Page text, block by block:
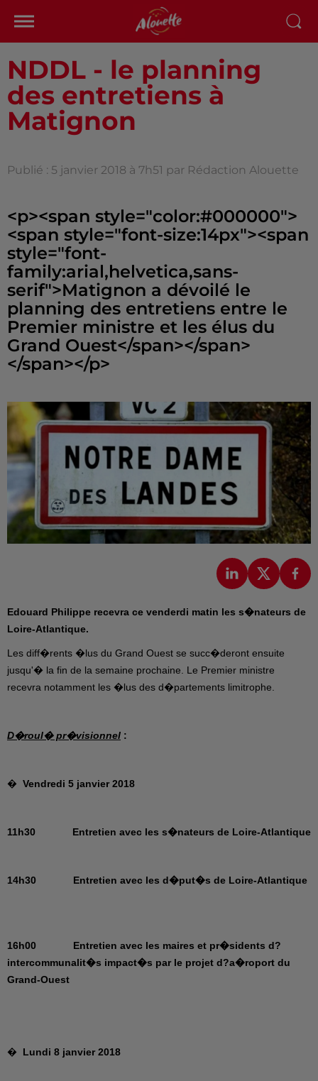
NDDL - le planning
des entretiens à
Matignon
Publié : 5 janvier 2018 à 7h51 par Rédaction Alouette
<p><span style="color:#000000">
<span style="font-size:14px"><span
style="font-
family:arial,helvetica,sans-
serif">Matignon a dévoilé le
planning des entretiens entre le
Premier ministre et les élus du
Grand Ouest</span></span>
Edouard Philippe recevra ce venderdi matin les s�nateurs de
Loire-Atlantique.
Les diff�rents �lus du Grand Ouest se succ�deront ensuite
jusqu'� la fin de la semaine prochaine. Le Premier ministre
recevra notamment les �lus des d�partements limitrophe.
D�roul� pr�visionnel :
� Vendredi 5 janvier 2018
11h30 Entretien avec les s�nateurs de Loire-Atlantique
14h30 Entretien avec les d�put�s de Loire-Atlantique
16h00 Entretien avec les maires et pr�sidents d?
intercommunalit�s impact�s par le projet d?a�roport du
Grand-Ouest
� Lundi 8 janvier 2018